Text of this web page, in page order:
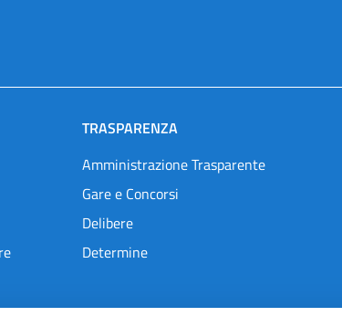
TRASPARENZA
Amministrazione Trasparente
Gare e Concorsi
Delibere
Determine